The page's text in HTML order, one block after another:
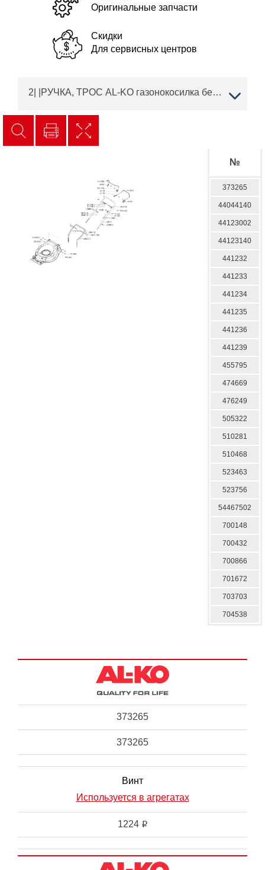
Оригинальные запчасти
Скидки
Для сервисных центров
2| |РУЧКА, ТРОС AL-KO газонокосилка бензиновая Highline 527 SP Артикул: 119769 | с 08/2016 до 03/2019 года | Запчасти | Ремонт AL-KO
№
373265
44044140
44123002
44123140
441232
441233
441234
441235
441236
441239
455795
474669
476249
505322
510281
510468
523463
523756
54467502
700148
700432
700866
701672
703703
704538
373265
373265
Винт
Используется в агрегатах
1224 i